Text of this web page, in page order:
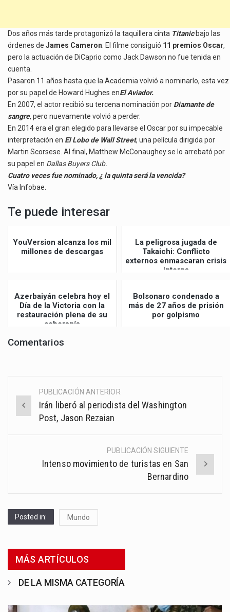
Dos años más tarde protagonizó la taquillera cinta Titanic bajo las
órdenes de James Cameron. El filme consiguió 11 premios Oscar,
pero la actuación de DiCaprio como Jack Dawson no fue tenida en
cuenta.
Pasaron 11 años hasta que la Academia volvió a nominarlo, esta vez
por su papel de Howard Hughes enEl Aviador.
En 2007, el actor recibió su tercena nominación por Diamante de
sangre, pero nuevamente volvió a perder.
En 2014 era el gran elegido para llevarse el Oscar por su impecable
interpretación en El Lobo de Wall Street, una película dirigida por
Martin Scorsese. Al final, Matthew McConaughey se lo arrebató por
su papel en Dallas Buyers Club.
Cuatro veces fue nominado, ¿ la quinta será la vencida?
Vía Infobae.
Te puede interesar
YouVersion alcanza los mil
millones de descargas
La peligrosa jugada de
Takaichi: Conflicto
externos enmascaran crisis
interna
Azerbaiyán celebra hoy el
Día de la Victoria con la
restauración plena de su
soberanía
Bolsonaro condenado a
más de 27 años de prisión
por golpismo
Comentarios
Post
navigation
PUBLICACIÓN ANTERIOR
Irán liberó al periodista del Washington
Post, Jason Rezaian
PUBLICACIÓN SIGUIENTE
Intenso movimiento de turistas en San
Bernardino
Posted in: Mundo
MÁS ARTÍCULOS
DE LA MISMA CATEGORÍA